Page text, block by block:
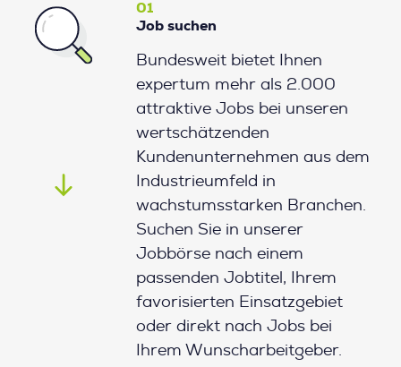
01
Job suchen
Bundesweit bietet Ihnen
expertum mehr als 2.000
attraktive Jobs bei unseren
wertschätzenden
Kundenunternehmen aus dem
Industrieumfeld in
wachstumsstarken Branchen.
Suchen Sie in unserer
Jobbörse nach einem
passenden Jobtitel, Ihrem
favorisierten Einsatzgebiet
oder direkt nach Jobs bei
Ihrem Wunscharbeitgeber.